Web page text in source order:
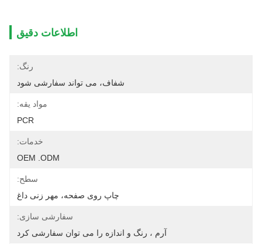
اطلاعات دقیق
رنگ:
شفاف، می تواند سفارشی شود
مواد یقه:
PCR
خدمات:
OEM .ODM
سطح:
چاپ روی صفحه، مهر زنی داغ
سفارشی سازی:
آرم ، رنگ و اندازه را می توان سفارشی کرد